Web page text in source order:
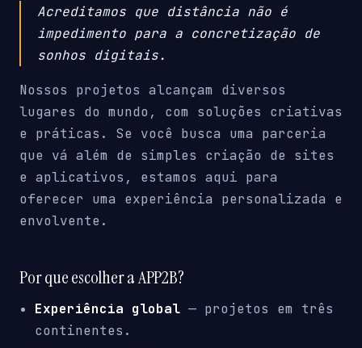
Acreditamos que distância não é
impedimento para a concretização de
sonhos digitais.
Nossos projetos alcançam diversos
lugares do mundo, com soluções criativas
e práticas. Se você busca uma parceria
que vá além de simples criação de sites
e aplicativos, estamos aqui para
oferecer uma experiência personalizada e
envolvente.
Por que escolher a APP2B?
Experiência global — projetos em três
continentes.